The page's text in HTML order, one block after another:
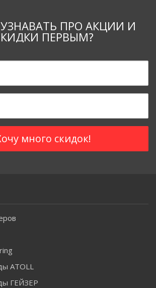
ПРО АКЦИИ И
ПЕРВЫМ?
ATOLL
ГЕЙЗЕР